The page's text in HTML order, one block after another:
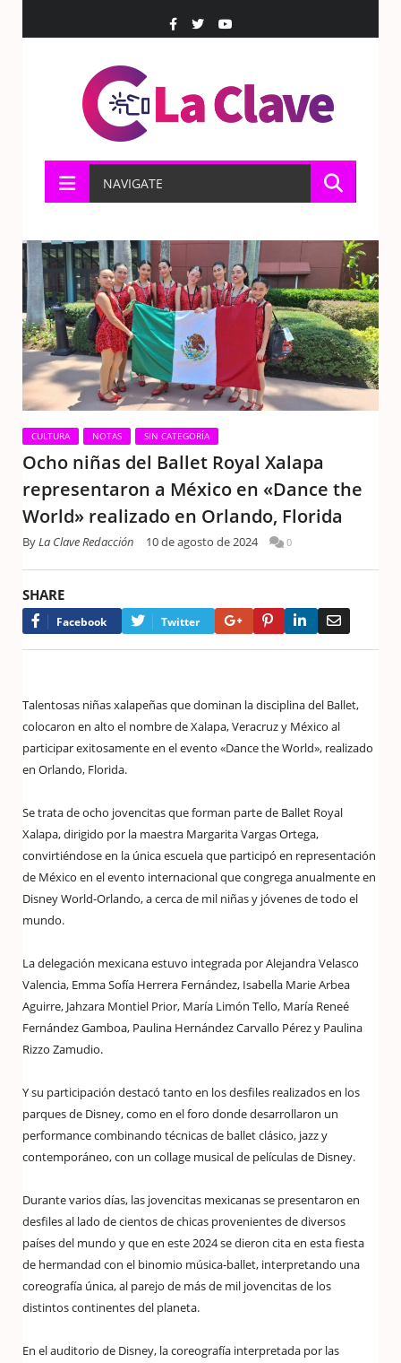
NAVIGATE
CULTURA NOTAS SIN CATEGORÍA
Ocho niñas del Ballet Royal Xalapa
representaron a México en «Dance the
World» realizado en Orlando, Florida
ByLa Clave Redacción 10 de agosto de 2024 0
SHARE
Facebook Twitter Google+PinterestLinkedIn
Talentosas niñas xalapeñas que dominan la disciplina del Ballet,
colocaron en alto el nombre de Xalapa, Veracruz y México al
participar exitosamente en el evento «Dance the World», realizado
en Orlando, Florida.
Se trata de ocho jovencitas que forman parte de Ballet Royal
Xalapa, dirigido por la maestra Margarita Vargas Ortega,
convirtiéndose en la única escuela que participó en representación
de México en el evento internacional que congrega anualmente en
Disney World-Orlando, a cerca de mil niñas y jóvenes de todo el
mundo.
La delegación mexicana estuvo integrada por Alejandra Velasco
Valencia, Emma Sofía Herrera Fernández, Isabella Marie Arbea
Aguirre, Jahzara Montiel Prior, María Limón Tello, María Reneé
Fernández Gamboa, Paulina Hernández Carvallo Pérez y Paulina
Rizzo Zamudio.
Y su participación destacó tanto en los desfiles realizados en los
parques de Disney, como en el foro donde desarrollaron un
performance combinando técnicas de ballet clásico, jazz y
contemporáneo, con un collage musical de películas de Disney.
Durante varios días, las jovencitas mexicanas se presentaron en
desfiles al lado de cientos de chicas provenientes de diversos
países del mundo y que en este 2024 se dieron cita en esta fiesta
de hermandad con el binomio música-ballet, interpretando una
coreografía única, al parejo de más de mil jovencitas de los
distintos continentes del planeta.
En el auditorio de Disney, la coreografía interpretada por las